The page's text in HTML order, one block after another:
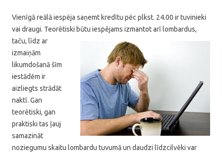
Vienīgā reālā iespēja saņemt kredītu pēc plkst. 24.00 ir tuvinieki
vai draugi. Teorētiski būtu iespējams izmantot arī lombardus,
taču, līdz ar
izmaiņām
likumdošanā šīm
iestādēm ir
aizliegts strādāt
naktī. Gan
teorētiski, gan
praktiski tas ļauj
samazināt
noziegumu skaitu lombardu tuvumā un daudzi līdzcilvēki var